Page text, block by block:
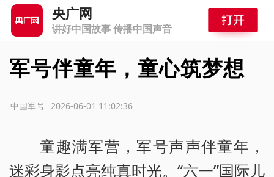
央广网
讲好中国故事 传播中国声音
军号伴童年，童心筑梦想
2026-06-01 11:02:36
中国军号
童趣满军营，军号声声伴童年，
迷彩身影点亮纯真时光。“六一”国际儿